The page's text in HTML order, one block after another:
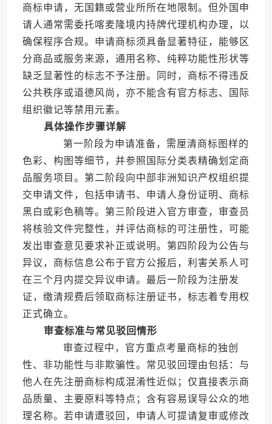
商标申请，无国籍或营业所所在地限制。但外国申
请人通常需委托喀麦隆境内持牌代理机构办理，以
确保程序合规。申请商标须具备显著特征，能够区
分商品或服务来源，通用名称、纯粹功能性形状等
缺乏显著性的标志不予注册。同时，商标不得违反
公共秩序或道德风尚，亦不能含有官方标志、国际
组织徽记等禁用元素。
具体操作步骤详解
第一阶段为申请准备，需厘清商标图样的
色彩、构图等细节，并参照国际分类表精确划定商
品服务项目。第二阶段向中部非洲知识产权组织提
交申请文件，包括申请书、申请人身份证明、商标
黑白或彩色稿等。第三阶段进入官方审查，审查员
将核验文件完整性，并评估商标的可注册性，可能
发出审查意见要求补正或说明。第四阶段为公告与
异议，商标信息公布于官方公报后，利害关系人可
在三个月内提交异议申请。最后一阶段为注册发
证，缴清规费后领取商标注册证书，标志着专用权
正式确立。
审查标准与常见驳回情形
审查过程中，官方重点考量商标的独创
性、非功能性与非欺骗性。常见驳回理由包括：与
他人在先注册商标构成混淆性近似；仅直接表示商
品质量、主要原料等特点；含有容易误导公众的地
理名称。若申请遭驳回，申请人可提请复审或修改